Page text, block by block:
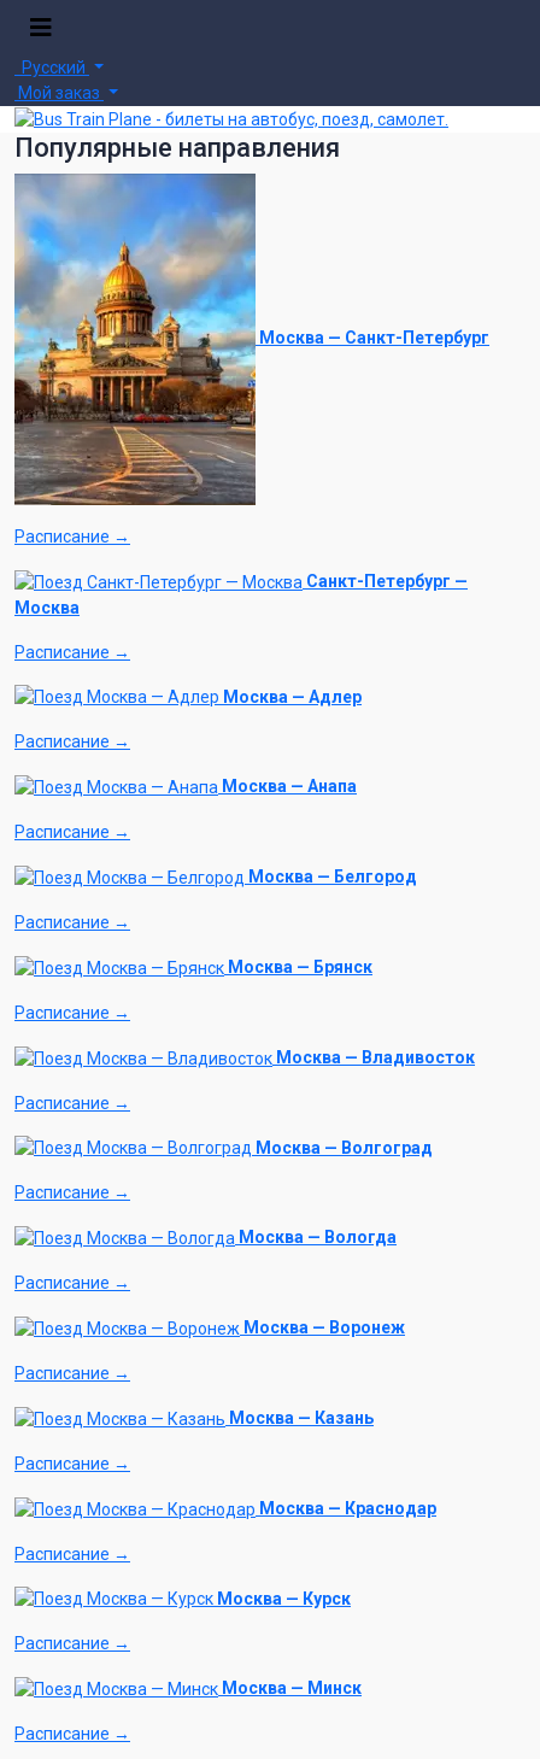
Русский
Мой заказ
Популярные направления
Москва — Санкт-Петербург
Расписание →
Санкт-Петербург —
Москва
Расписание →
Москва — Адлер
Расписание →
Москва — Анапа
Расписание →
Москва — Белгород
Расписание →
Москва — Брянск
Расписание →
Москва — Владивосток
Расписание →
Москва — Волгоград
Расписание →
Москва — Вологда
Расписание →
Москва — Воронеж
Расписание →
Москва — Казань
Расписание →
Москва — Краснодар
Расписание →
Москва — Курск
Расписание →
Москва — Минск
Расписание →